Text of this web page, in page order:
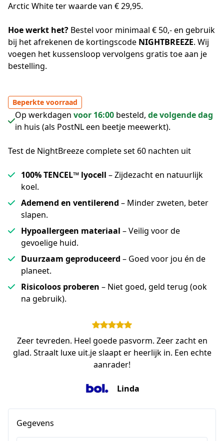
Arctic White ter waarde van € 29,95.
Hoe werkt het? Bestel voor minimaal € 50,- en gebruik
bij het afrekenen de kortingscode NIGHTBREEZE. Wij
voegen het kussensloop vervolgens gratis toe aan je
bestelling.
Beperkte voorraad
Op werkdagen voor 16:00 besteld, de volgende dag
in huis (als PostNL een beetje meewerkt).
Test de NightBreeze complete set 60 nachten uit
100% TENCEL™ lyocell – Zijdezacht en natuurlijk
koel.
Ademend en ventilerend – Minder zweten, beter
slapen.
Hypoallergeen materiaal – Veilig voor de
gevoelige huid.
Duurzaam geproduceerd – Goed voor jou én de
planeet.
Risicoloos proberen – Niet goed, geld terug (ook
na gebruik).
Zeer tevreden. Heel goede pasvorm. Zeer zacht en
glad. Straalt luxe uit.je slaapt er heerlijk in. Een echte
aanrader!
Linda
Gegevens